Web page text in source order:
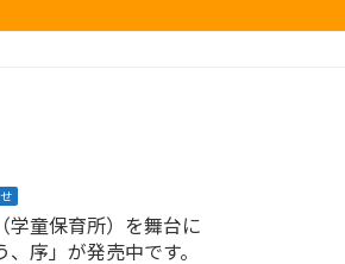
学童保育所）を舞台に
序」が発売中です。